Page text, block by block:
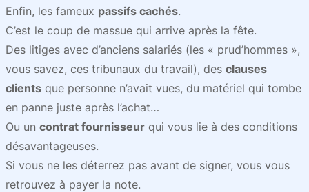
Enfin, les fameux passifs cachés.
C’est le coup de massue qui arrive après la fête.
Des litiges avec d’anciens salariés (les « prud’hommes »,
vous savez, ces tribunaux du travail), des clauses
clients que personne n’avait vues, du matériel qui tombe
en panne juste après l’achat…
Ou un contrat fournisseur qui vous lie à des conditions
désavantageuses.
Si vous ne les déterrez pas avant de signer, vous vous
retrouvez à payer la note.